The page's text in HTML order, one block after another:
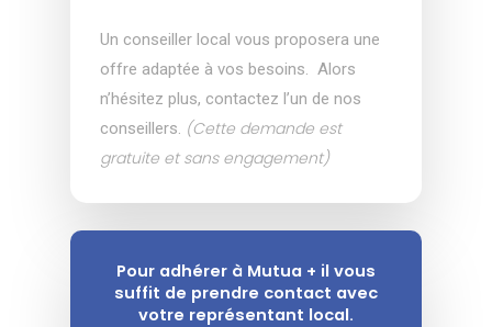
Un conseiller local vous proposera une
offre adaptée à vos besoins. Alors
n’hésitez plus, contactez l’un de nos
conseillers. (Cette demande est
gratuite et sans engagement)
Pour adhérer à Mutua + il vous
suffit de prendre contact avec
votre représentant local.